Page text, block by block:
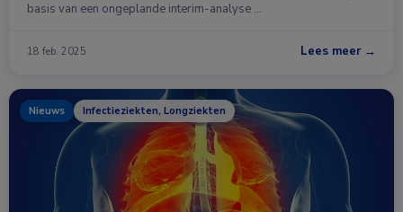
basis van een ongeplande interim-analyse …
18 feb. 2025 Lees meer →
Nieuws Infectieziekten, Longziekten